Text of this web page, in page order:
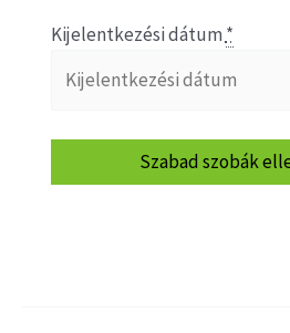
Kijelentkezési dátum *